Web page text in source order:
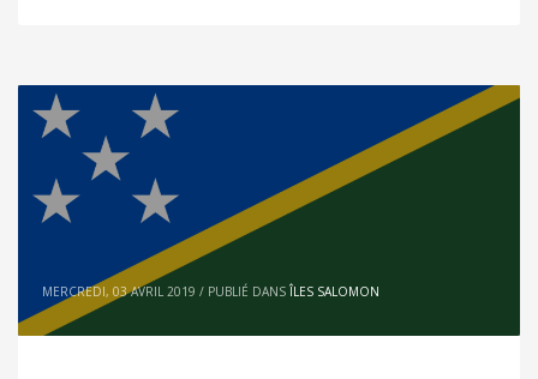
MERCREDI, 03 AVRIL 2019 / PUBLIÉ DANS ÎLES SALOMON